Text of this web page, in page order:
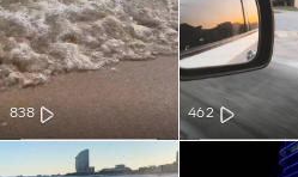
462
838